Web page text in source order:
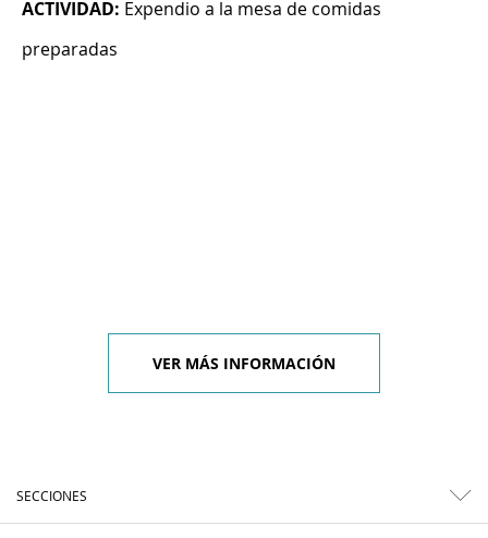
ACTIVIDAD: Expendio a la mesa de comidas
preparadas
VER MÁS INFORMACIÓN
SECCIONES